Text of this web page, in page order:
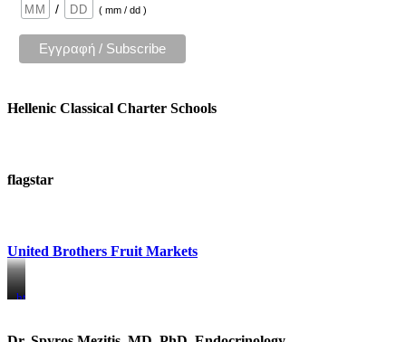
/
( mm / dd )
Hellenic Classical Charter Schools
flagstar
United Brothers Fruit Markets
https://www.unitedbrothersfruitmarkets.com/
https://www.unitedbrothersfruitmarkets.com/